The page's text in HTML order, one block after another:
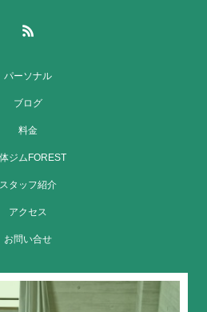
パーソナル
ブログ
料金
ジムFOREST
スタッフ紹介
アクセス
お問い合せ